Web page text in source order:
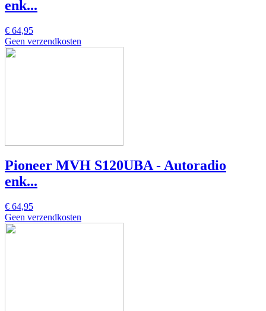
enk...
€ 64,95
Geen verzendkosten
Pioneer MVH S120UBA - Autoradio
enk...
€ 64,95
Geen verzendkosten